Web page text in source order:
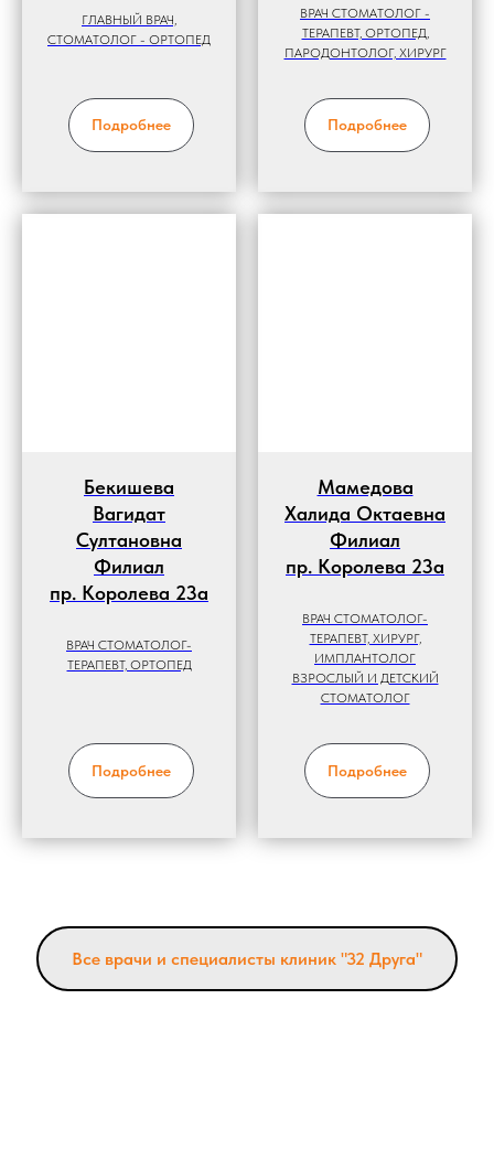
ГЛАВНЫЙ ВРАЧ,
СТОМАТОЛОГ - ОРТОПЕД
Подробнее
ВРАЧ СТОМАТОЛОГ -
ТЕРАПЕВТ, ОРТОПЕД,
ПАРОДОНТОЛОГ, ХИРУРГ
Подробнее
Бекишева
Вагидат
Султановна
Филиал
пр. Королева 23а
ВРАЧ СТОМАТОЛОГ-
ТЕРАПЕВТ, ОРТОПЕД
Подробнее
Мамедова
Халида Октаевна
Филиал
пр. Королева 23а
ВРАЧ СТОМАТОЛОГ-
ТЕРАПЕВТ, ХИРУРГ,
ИМПЛАНТОЛОГ
ВЗРОСЛЫЙ И ДЕТСКИЙ
СТОМАТОЛОГ
Подробнее
Все врачи и специалисты клиник "32 Друга"